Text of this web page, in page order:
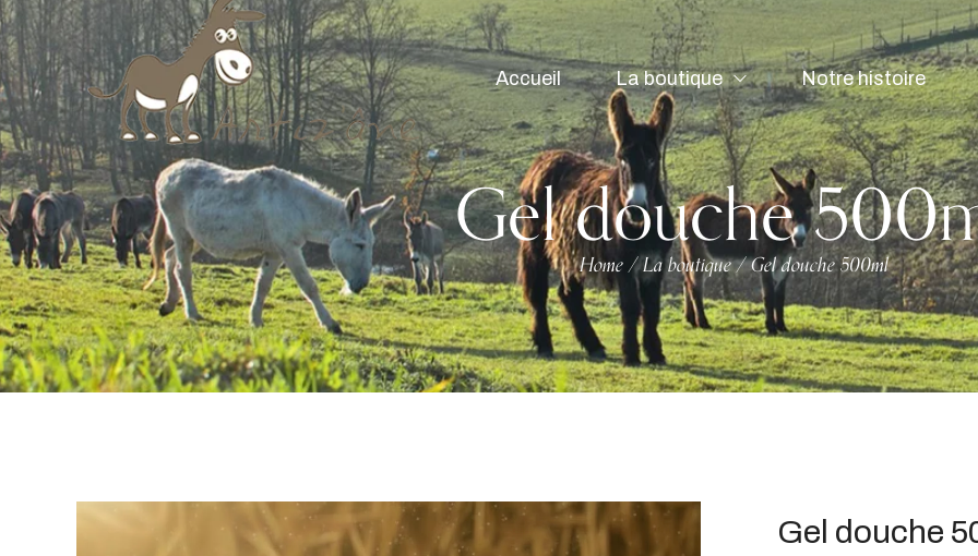
Accueil La boutique Notre histoire
Gel douche
Home/La boutique/Gel douche 500ml
Gel douche